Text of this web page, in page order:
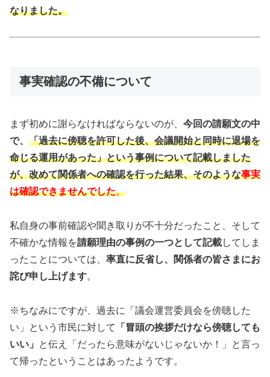
なりました。
事実確認の不備について
まず初めに謝らなければならないのが、 今回の請願文の中
で、 「過去に傍聴を許可した後、会議開始と同時に退場を
命じる運用があった」という事例について記載しました
が、改めて関係者への確認を行った結果、そのような事実
は確認できませんでした。
私自身の事前確認や聞き取りが不十分だったこと、そして
不確かな情報を請願理由の事例の一つとして記載してしま
ったことについては、 率直に反省し、関係者の皆さまにお
詫び申し上げます。
※ちなみにですが、過去に「議会運営委員会を傍聴した
い」という市民に対して
「冒頭の挨拶だけなら傍聴しても
いい」
と伝え「だったら意味がないじゃないか！」と言っ
て帰ったということはあったようです。